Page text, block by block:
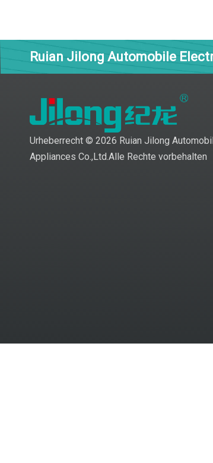
Ruian Jilong Automobile
Urheberrecht © 2026 Ruian Jilong
Appliances Co.,Ltd.Alle Rechte vorbehalten